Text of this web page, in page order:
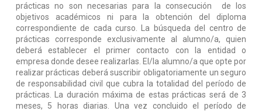
prácticas no son necesarias para la consecución de los
objetivos académicos ni para la obtención del diploma
correspondiente de cada curso. La búsqueda del centro de
prácticas corresponde exclusivamente al alumno/a, quien
deberá establecer el primer contacto con la entidad o
empresa donde desee realizarlas. El/la alumno/a que opte por
realizar prácticas deberá suscribir obligatoriamente un seguro
de responsabilidad civil que cubra la totalidad del período de
prácticas. La duración máxima de estas prácticas será de 3
meses, 5 horas diarias. Una vez concluido el período de